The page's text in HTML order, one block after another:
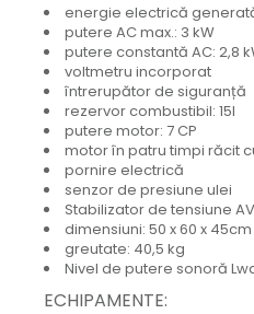
energie electrică
putere AC max.: 3 kW
putere constantă AC: 2,8
voltmetru incorporat
întrerupător de siguranță
rezervor combustibil: 15l
putere motor: 7 CP
motor în patru timpi răcit
pornire electrică
senzor de presiune ulei
Stabilizator de tensiune
dimensiuni: 50 x 60 x 45cm
greutate: 40,5 kg
Nivel de putere sonoră
ECHIPAMENTE: